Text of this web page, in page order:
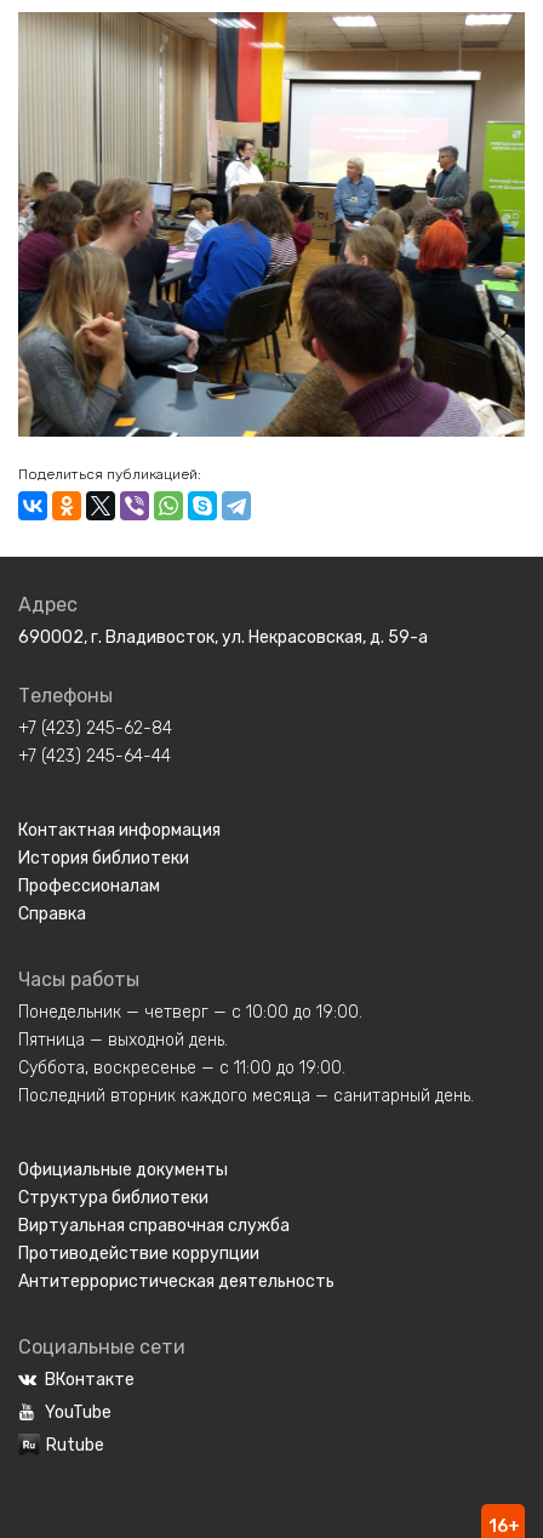
Поделиться публикацией:
Адрес
690002, г. Владивосток, ул. Некрасовская, д. 59-а
Телефоны
+7 (423) 245-62-84
+7 (423) 245-64-44
Контактная информация
История библиотеки
Профессионалам
Справка
Часы работы
Понедельник — четверг — с 10:00 до 19:00.
Пятница — выходной день.
Суббота, воскресенье — с 11:00 до 19:00.
Последний вторник каждого месяца — санитарный день.
Официальные документы
Структура библиотеки
Виртуальная справочная служба
Противодействие коррупции
Антитеррористическая деятельность
Социальные сети
ВКонтакте
YouTube
Rutube
16+